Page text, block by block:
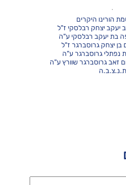
הורינו היקרים
יעקב יצחק רבלסקי ז"ל
בת יעקב רבלסקי ע"ה
בן יצחק גרוסברגר ז"ל
גרוסברגר ע"ה
גרוסברגר שוורץ ע"ה
ת.נ.צ.ב.ה